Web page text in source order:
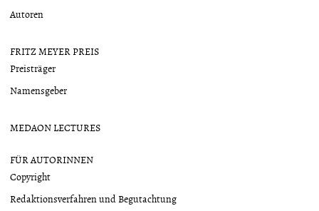
Autoren
FRITZ MEYER PREIS
Preisträger
Namensgeber
MEDAON LECTURES
FÜR AUTORINNEN
Copyright
Redaktionsverfahren und Begutachtung